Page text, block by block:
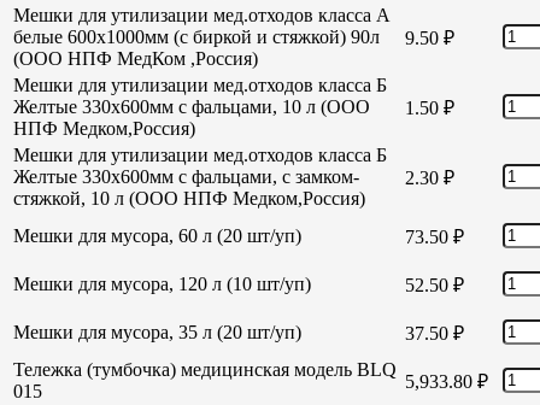
Мешки для утилизации мед.отходов класса А
белые 600х1000мм (с биркой и стяжкой) 90л
(ООО НПФ МедКом ,Россия)
9.50 ₽
Мешки для утилизации мед.отходов класса Б
Желтые 330х600мм с фальцами, 10 л (ООО
НПФ Медком,Россия)
1.50 ₽
Мешки для утилизации мед.отходов класса Б
Желтые 330х600мм с фальцами, с замком-
стяжкой, 10 л (ООО НПФ Медком,Россия)
2.30 ₽
Мешки для мусора, 60 л (20 шт/уп) 73.50 ₽
Мешки для мусора, 120 л (10 шт/уп) 52.50 ₽
Мешки для мусора, 35 л (20 шт/уп) 37.50 ₽
Тележка (тумбочка) медицинская модель BLQ
015
5,933.80 ₽